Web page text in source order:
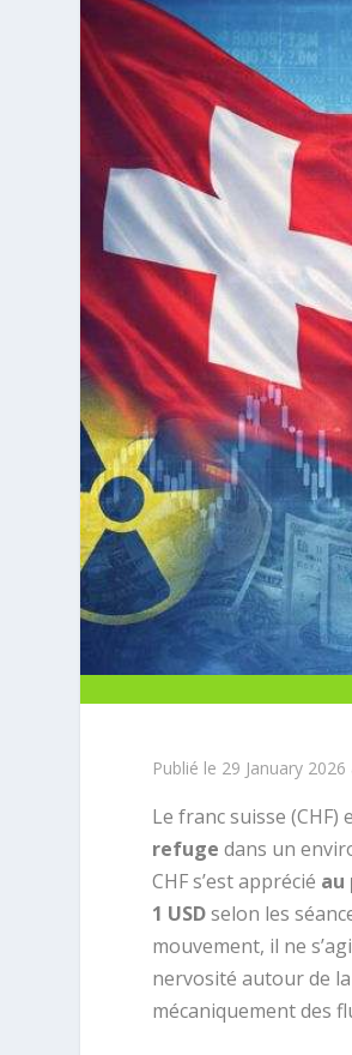
Publié le 29 January
Le franc suisse
refuge dans un
CHF s’est apprécié au
1 USDselon les
mouvement, il ne
nervosité autour de
mécaniquement des